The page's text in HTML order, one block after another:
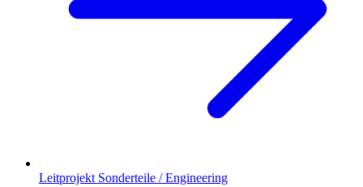
Leitprojekt Sonderteile / Engineering